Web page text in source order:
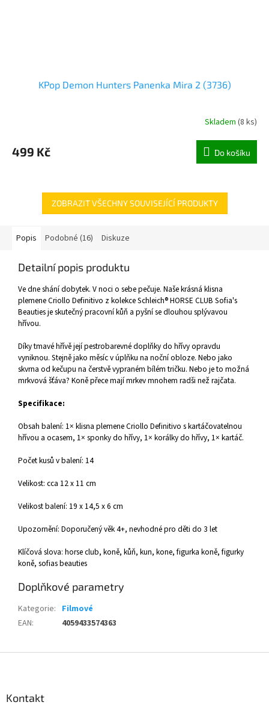
KPop Demon Hunters Panenka Mira 2 (3736)
Skladem (8 ks)
499 Kč Do košíku
ZOBRAZIT VŠECHNY SOUVISEJÍCÍ PRODUKTY
Popis Podobné (16) Diskuze
Detailní popis produktu
Ve dne shání dobytek. V noci o sebe pečuje. Naše krásná klisna
plemene Criollo Definitivo z kolekce Schleich® HORSE CLUB Sofia's
Beauties je skutečný pracovní kůň a pyšní se dlouhou splývavou
hřívou.
Díky tmavé hřívě její pestrobarevné doplňky do hřívy opravdu
vyniknou. Stejně jako měsíc v úplňku na noční obloze. Nebo jako
skvrna od kečupu na čerstvě vypraném bílém tričku. Nebo je to možná
mrkvová šťáva? Koně přece mají mrkev mnohem radši než rajčata.
Specifikace:
Obsah balení: 1× klisna plemene Criollo Definitivo s kartáčovatelnou
hřívou a ocasem, 1× sponky do hřívy, 1× korálky do hřívy, 1× kartáč.
Počet kusů v balení: 14
Velikost: cca 12 x 11 cm
Velikost balení: 19 x 14,5 x 6 cm
Upozornění: Doporučený věk 4+, nevhodné pro děti do 3 let
Klíčová slova: horse club, koně, kůň, kun, kone, figurka koně, figurky
koně, sofias beauties
Doplňkové parametry
Kategorie: Filmové
EAN: 4059433574363
Kontakt